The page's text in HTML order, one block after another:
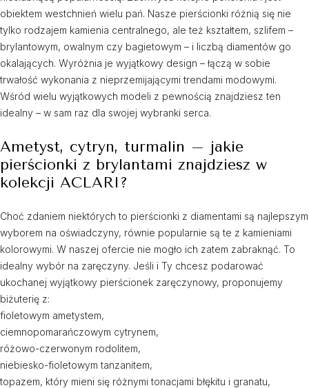
obiektem westchnień wielu pań. Nasze pierścionki różnią się nie
tylko rodzajem kamienia centralnego, ale też kształtem, szlifem –
brylantowym, owalnym czy bagietowym – i liczbą diamentów go
okalających. Wyróżnia je wyjątkowy design – łączą w sobie
trwałość wykonania z nieprzemijającymi trendami modowymi.
Wśród wielu wyjątkowych modeli z pewnością znajdziesz ten
idealny – w sam raz dla swojej wybranki serca.
Ametyst, cytryn, turmalin – jakie
pierścionki z brylantami znajdziesz w
kolekcji ACLARI?
Choć zdaniem niektórych to pierścionki z diamentami są najlepszym
wyborem na oświadczyny, równie popularnie są te z kamieniami
kolorowymi. W naszej ofercie nie mogło ich zatem zabraknąć. To
idealny wybór na zaręczyny. Jeśli i Ty chcesz podarować
ukochanej wyjątkowy pierścionek zaręczynowy, proponujemy
biżuterię z:
fioletowym ametystem,
ciemnopomarańczowym cytrynem,
różowo-czerwonym rodolitem,
niebiesko-fioletowym tanzanitem,
topazem, który mieni się różnymi tonacjami błękitu i granatu,